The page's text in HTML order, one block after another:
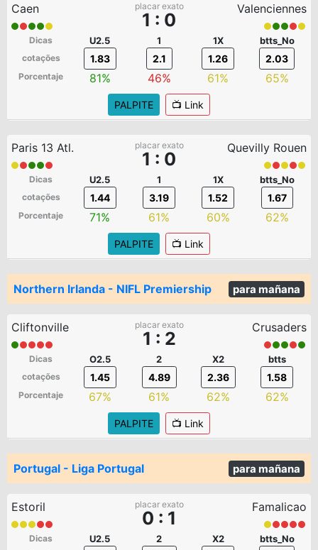
Caen placar exato
1 : 0
Valenciennes
Dicas
cotações
Porcentaje
U2.5
1.83
81%
1
2.1
46%
1X
1.26
61%
btts_No
2.03
65%
PALPITE 📺 Link
Paris 13 Atl. placar exato
1 : 0
Quevilly Rouen
Dicas
cotações
Porcentaje
U2.5
1.44
71%
1
3.19
61%
1X
1.52
60%
btts_No
1.67
62%
PALPITE 📺 Link
Northern Irlanda - NIFL Premiership para mañana
Cliftonville placar exato
1 : 2
Crusaders
Dicas
cotações
Porcentaje
O2.5
1.45
67%
2
4.89
61%
X2
2.36
62%
btts
1.58
62%
PALPITE 📺 Link
Portugal - Liga Portugal para mañana
Estoril placar exato
0 : 1
Famalicao
Dicas
U2.5 2 X2 btts_No